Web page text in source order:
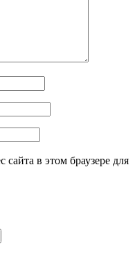
в этом браузере для